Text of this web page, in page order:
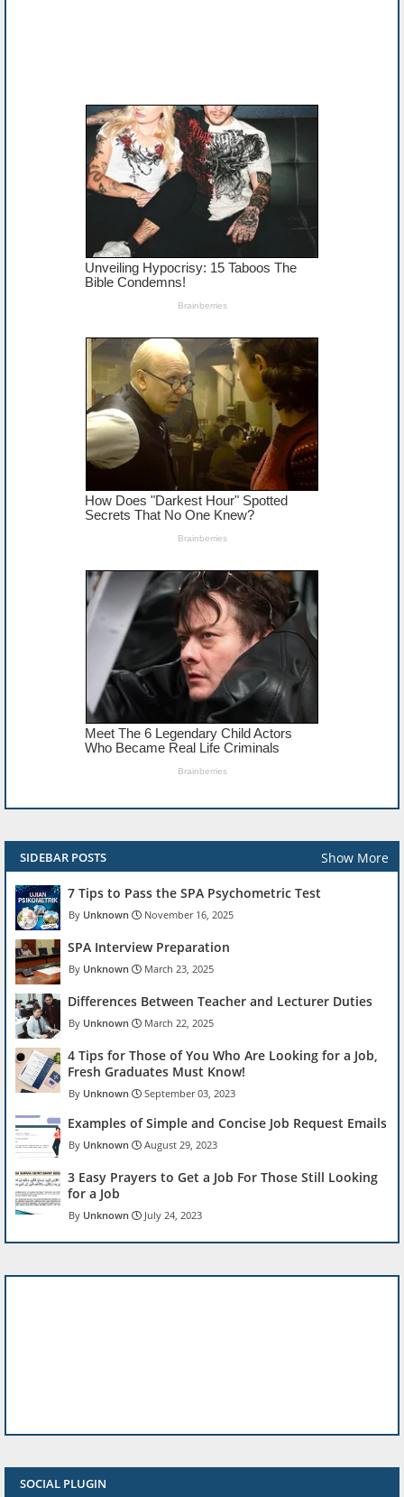
SIDEBAR POSTS Show More
7 Tips to Pass the SPA Psychometric Test
Unknown November 16, 2025
SPA Interview Preparation
Unknown March 23, 2025
Differences Between Teacher and Lecturer Duties
Unknown March 22, 2025
4 Tips for Those of You Who Are Looking for a Job,
Fresh Graduates Must Know!
Unknown September 03, 2023
Examples of Simple and Concise Job Request Emails
Unknown August 29, 2023
3 Easy Prayers to Get a Job For Those Still Looking
for a Job
Unknown July 24, 2023
SOCIAL PLUGIN